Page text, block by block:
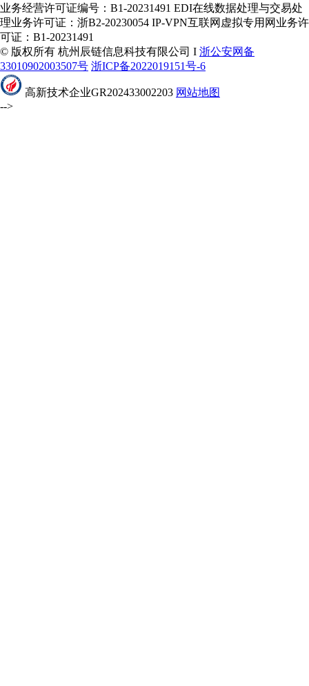
业务经营许可证编号：B1-20231491 EDI在线数据处理与交易处
理业务许可证：浙B2-20230054 IP-VPN互联网虚拟专用网业务许
可证：B1-20231491
© 版权所有 杭州辰链信息科技有限公司 I 浙公安网备
33010902003507号 浙ICP备2022019151号-6
高新技术企业GR202433002203 网站地图
-->